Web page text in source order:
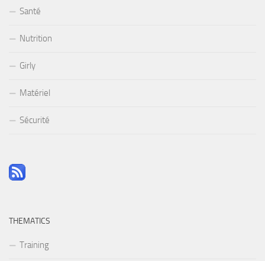
Santé
Nutrition
Girly
Matériel
Sécurité
THEMATICS
Training